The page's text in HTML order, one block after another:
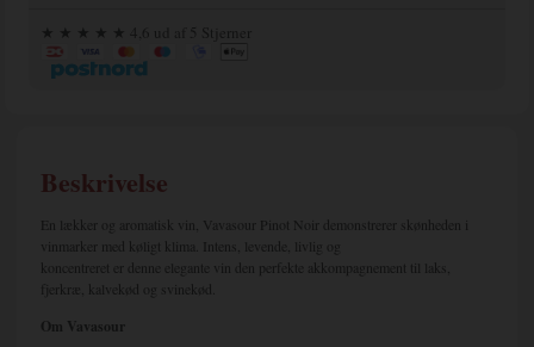
★ ★ ★ ★ ★ 4,6 ud af 5 Stjerner
Beskrivelse
En lækker og aromatisk vin, Vavasour Pinot Noir demonstrerer skønheden i
vinmarker med køligt klima. Intens, levende, livlig og
koncentreret er denne elegante vin den perfekte akkompagnement til laks,
fjerkræ, kalvekød og svinekød.
Om Vavasour